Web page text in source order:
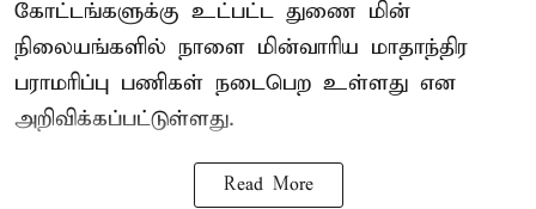
கோட்டங்களுக்கு உட்பட்ட துணை மின்
நிலையங்களில் நாளை மின்வாரிய மாதாந்திர
பராமரிப்பு பணிகள் நடைபெற உள்ளது என
அறிவிக்கப்பட்டுள்ளது.
Read More